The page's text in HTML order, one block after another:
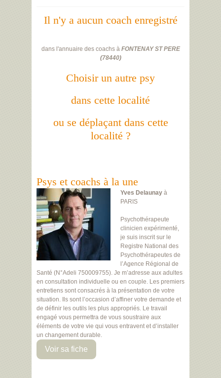
Il n'y a aucun coach enregistré
dans l'annuaire des coachs à FONTENAY ST PERE
(78440)
Choisir un autre psy
dans cette localité
ou se déplaçant dans cette
localité ?
Psys et coachs à la une
Yves Delaunay à
PARIS
Psychothérapeute
clinicien expérimenté,
je suis inscrit sur le
Registre National des
Psychothérapeutes de
l’Agence Régional de
Santé (N°Adeli 750009755). Je m’adresse aux adultes
en consultation individuelle ou en couple. Les premiers
entretiens sont consacrés à la présentation de votre
situation. Ils sont l’occasion d’affiner votre demande et
de définir les outils les plus appropriés. Le travail
engagé vous permettra de vous soustraire aux
éléments de votre vie qui vous entravent et d’installer
un changement durable.
Voir sa fiche